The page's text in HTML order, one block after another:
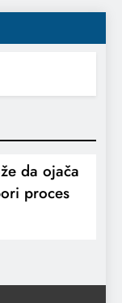
da ojača
proces